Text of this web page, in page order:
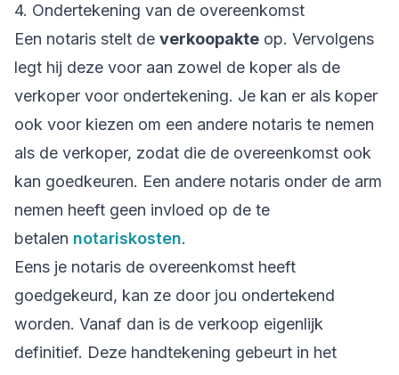
4. Ondertekening van de overeenkomst
Een notaris stelt de verkoopakte op. Vervolgens
legt hij deze voor aan zowel de koper als de
verkoper voor ondertekening. Je kan er als koper
ook voor kiezen om een andere notaris te nemen
als de verkoper, zodat die de overeenkomst ook
kan goedkeuren. Een andere notaris onder de arm
nemen heeft geen invloed op de te
betalen notariskosten.
Eens je notaris de overeenkomst heeft
goedgekeurd, kan ze door jou ondertekend
worden. Vanaf dan is de verkoop eigenlijk
definitief. Deze handtekening gebeurt in het